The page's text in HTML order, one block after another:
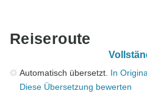
Reiseroute
Automatisch übersetzt. In
Diese Übersetzung bewerten